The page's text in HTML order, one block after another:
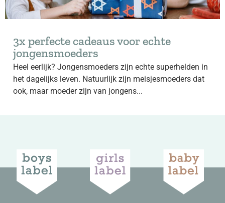
3x perfecte cadeaus voor echte
jongensmoeders
Heel eerlijk? Jongensmoeders zijn echte superhelden in
het dagelijks leven. Natuurlijk zijn meisjesmoeders dat
ook, maar moeder zijn van jongens...